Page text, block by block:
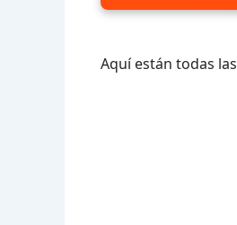
Aquí están todas